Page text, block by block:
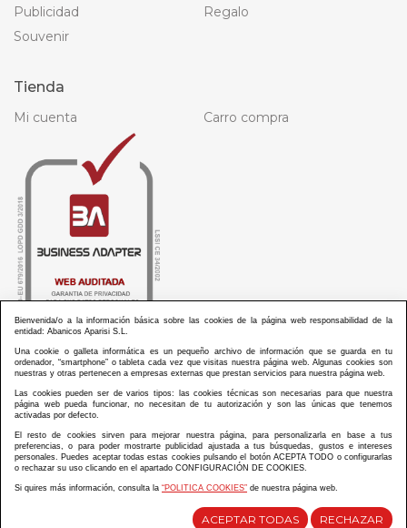
Publicidad
Regalo
Souvenir
Tienda
Mi cuenta Carro compra
ABANICOS APARISI S.L. ha recibido por parte de La Generalitat Valenciana, la cantidad de
100.000 € en apoyo al proyecto HISOLV/2021/3933/46 del PLAN EMPRESARIAL “PLAN RESISITIR
ABANICOS APARISI S.L. ha recibido por parte de La Generalitat Valenciana, la cantidad de 7.000
€ en apoyo al proyecto CMARTE/2021/265/46 del PLAN AYUDAS DIRECTAS ARTESANIA “CMARTE”.
Diseño y desarrollo web Im3diA comunicación
Bienvenida/o a la información básica sobre las cookies de la página web responsabilidad de la
entidad: Abanicos Aparisi S.L.
Una cookie o galleta informática es un pequeño archivo de información que se guarda en tu
ordenador, “smartphone” o tableta cada vez que visitas nuestra página web. Algunas cookies son
nuestras y otras pertenecen a empresas externas que prestan servicios para nuestra página web.
Las cookies pueden ser de varios tipos: las cookies técnicas son necesarias para que nuestra
página web pueda funcionar, no necesitan de tu autorización y son las únicas que tenemos
activadas por defecto.
El resto de cookies sirven para mejorar nuestra página, para personalizarla en base a tus
preferencias, o para poder mostrarte publicidad ajustada a tus búsquedas, gustos e intereses
personales. Puedes aceptar todas estas cookies pulsando el botón ACEPTA TODO o configurarlas
o rechazar su uso clicando en el apartado CONFIGURACIÓN DE COOKIES.
Si quires más información, consulta la “POLITICA COOKIES” de nuestra página web.
ACEPTAR TODAS RECHAZAR